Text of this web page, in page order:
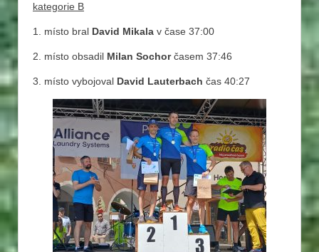
kategorie B
1. místo bral David Mikala v čase 37:00
2. místo obsadil Milan Sochorčasem 37:46
3. místo vybojoval David Lauterbach čas 40:27